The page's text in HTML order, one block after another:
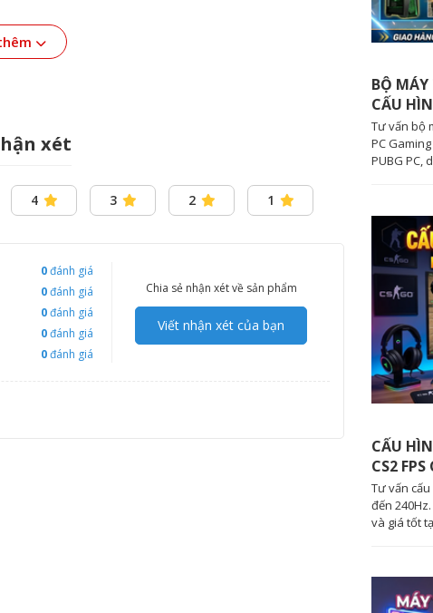
chính hãng với giá tốt nhất. Liên hệ ngay
xét
4 3 2 1
0đánh giá
0đánh giá
0đánh giá
0đánh giá
0đánh giá
Chia sẻ nhận xét về sản phẩm
Viết nhận xét của bạn
BỘ
CẤU
Tư vấn bộ
PC
PUBG PC,
CẤU
CS2
Tư vấn cấu
đến
và giá tốt